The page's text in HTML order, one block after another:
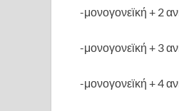
-μονογονεϊκή + 2
-μονογονεϊκή + 3
-μονογονεϊκή + 4